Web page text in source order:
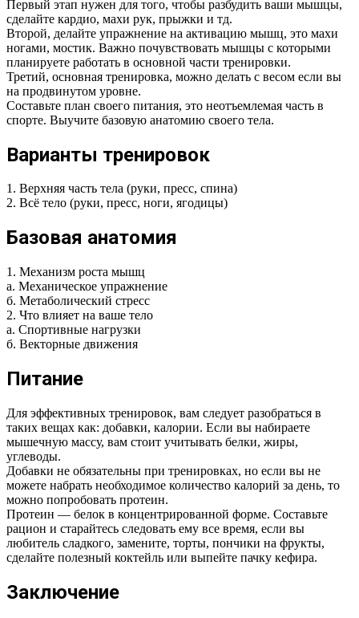
Первый этап нужен для того, чтобы разбудить ваши мышцы,
сделайте кардио, махи рук, прыжки и тд.
Второй, делайте упражнение на активацию мышц, это махи
ногами, мостик. Важно почувствовать мышцы с которыми
планируете работать в основной части тренировки.
Третий, основная тренировка, можно делать с весом если вы
на продвинутом уровне.
Составьте план своего питания, это неотъемлемая часть в
спорте. Выучите базовую анатомию своего тела.
Варианты тренировок
1. Верхняя часть тела (руки, пресс, спина)
2. Всё тело (руки, пресс, ноги, ягодицы)
Базовая анатомия
1. Механизм роста мышц
а. Механическое упражнение
б. Метаболический стресс
2. Что влияет на ваше тело
а. Спортивные нагрузки
б. Векторные движения
Питание
Для эффективных тренировок, вам следует разобраться в
таких вещах как: добавки, калории. Если вы набираете
мышечную массу, вам стоит учитывать белки, жиры,
углеводы.
Добавки не обязательны при тренировках, но если вы не
можете набрать необходимое количество калорий за день, то
можно попробовать протеин.
Протеин — белок в концентрированной форме. Составьте
рацион и старайтесь следовать ему все время, если вы
любитель сладкого, замените, торты, пончики на фрукты,
сделайте полезный коктейль или выпейте пачку кефира.
Заключение